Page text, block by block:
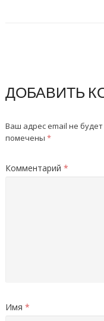
ДОБАВИТЬ
Ваш адрес email не
помечены *
Комментарий *
Имя *